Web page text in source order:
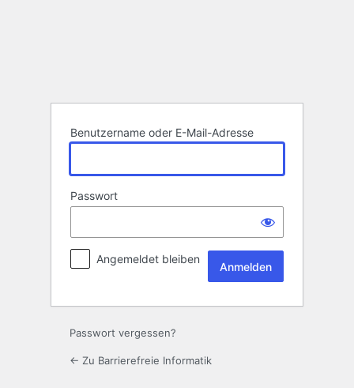
Benutzername oder E-Mail-Adresse
Passwort
Angemeldet bleiben
Passwort vergessen?
← Zu Barrierefreie Informatik